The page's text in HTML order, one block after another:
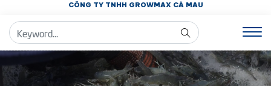
CÔNG TY TNHH GROWMAX CÀ MAU